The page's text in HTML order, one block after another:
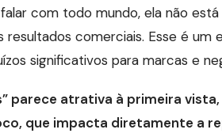
com todo mundo, ela não
comerciais. Esse é um
significativos para marcas e
parece atrativa à primeira
que impacta diretamente a